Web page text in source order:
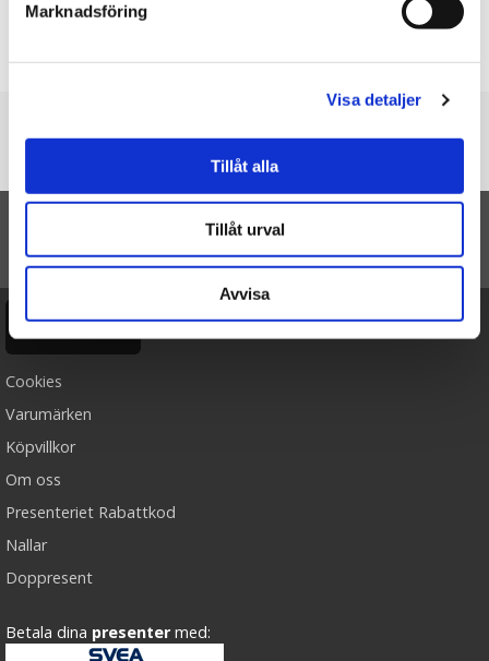
Marknadsföring
Visa detaljer
Tillåt alla
Tillåt urval
Avvisa
Skriv en recension
Kanin Lovely Kanini Blue, 25cm - Bukowski Design
TILL TOPPEN
Ångra köp
Cookies
Varumärken
Köpvillkor
Om oss
Presenteriet Rabattkod
Nallar
Doppresent
Betala dina presenter med: